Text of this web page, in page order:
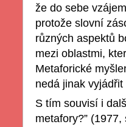
že do sebe
protože slovní
různých aspektů
mezi oblastmi,
Metaforické
nedá jinak
S tím souvisí i
metafory?”